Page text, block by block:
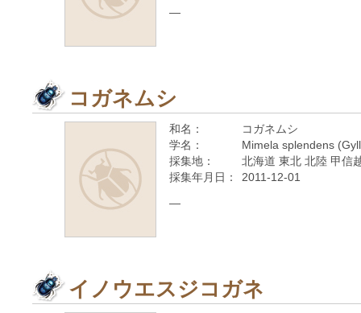
—
コガネムシ
和名：
コガネムシ
学名：
Mimela splendens
採集地：
北海道 東北 北陸 甲信
採集年月日：
2011-12-01
—
イノウエスジコガネ